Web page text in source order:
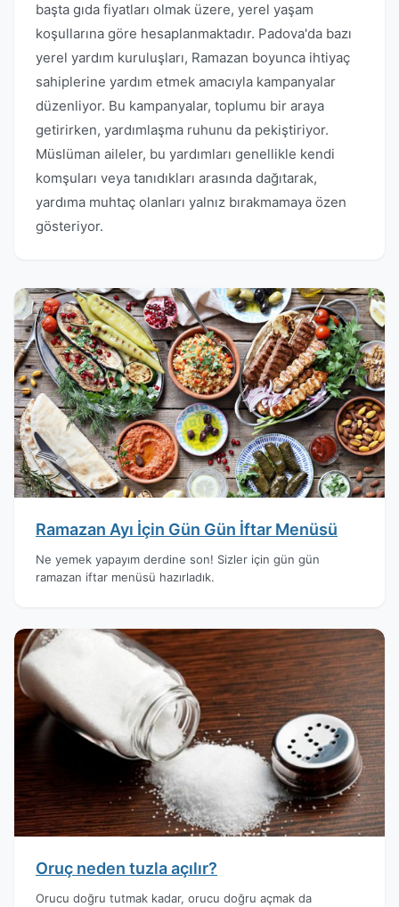
başta gıda fiyatları olmak üzere, yerel yaşam
koşullarına göre hesaplanmaktadır. Padova'da bazı
yerel yardım kuruluşları, Ramazan boyunca ihtiyaç
sahiplerine yardım etmek amacıyla kampanyalar
düzenliyor. Bu kampanyalar, toplumu bir araya
getirirken, yardımlaşma ruhunu da pekiştiriyor.
Müslüman aileler, bu yardımları genellikle kendi
komşuları veya tanıdıkları arasında dağıtarak,
yardıma muhtaç olanları yalnız bırakmamaya özen
gösteriyor.
Ramazan Ayı İçin Gün Gün İftar Menüsü
Ne yemek yapayım derdine son! Sizler için gün gün
ramazan iftar menüsü hazırladık.
Oruç neden tuzla açılır?
Orucu doğru tutmak kadar, orucu doğru açmak da